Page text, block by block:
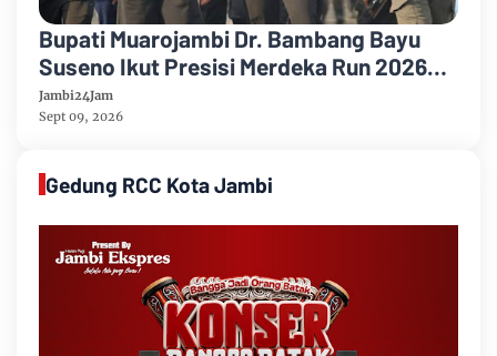
Bupati Muarojambi Dr. Bambang Bayu
Suseno Ikut Presisi Merdeka Run 2026
Ajak Warga Hidup Sehat
Jambi24Jam
Sept 09, 2026
Gedung RCC Kota Jambi